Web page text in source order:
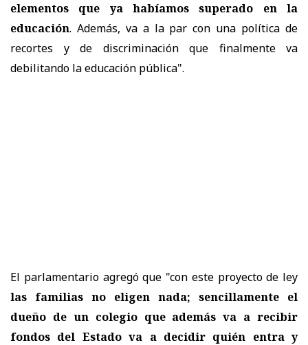
elementos que ya habíamos superado en la
educación. Además, va a la par con una política de
recortes y de discriminación que finalmente va
debilitando la educación pública".
El parlamentario agregó que "con este proyecto de ley
las familias no eligen nada; sencillamente el
dueño de un colegio que además va a recibir
fondos del Estado va a decidir quién entra y